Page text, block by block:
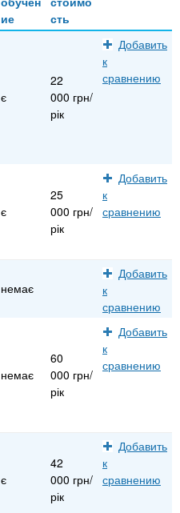
ие
сть
є
22
000 грн/
рік
Добавить
к
сравнению
є
25
000 грн/
рік
Добавить
к
сравнению
немає
Добавить
к
сравнению
немає
60
000 грн/
рік
Добавить
к
сравнению
є
42
000 грн/
рік
Добавить
к
сравнению